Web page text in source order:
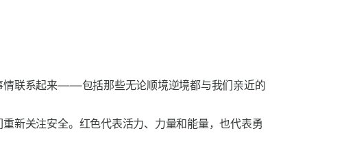
情联系起来——包括那些无论顺境逆境都与我们亲近的
新关注安全。红色代表活力、力量和能量，也代表勇